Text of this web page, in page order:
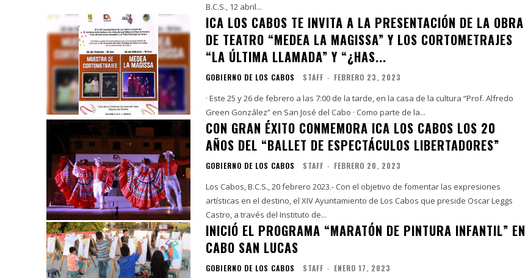
B.C.S., 12 abril...
ICA LOS CABOS TE INVITA A LA PRESENTACIÓN DE LA OBRA
DE TEATRO “MEDEA LA MAGISSA” Y LOS CORTOMETRAJES
“LA ÚLTIMA LLAMADA” Y “¿HAS...
GOBIERNO DE LOS CABOS STAFF - FEBRERO 23, 2023
· Este 25 y 26 de febrero a las 7:00 de la tarde, en la casa de la cultura “Prof. Alfredo
Green González” en San José del Cabo · Como parte de la...
CON GRAN ÉXITO CONMEMORA ICA LOS CABOS LOS 20
AÑOS DEL “BALLET DE ESPECTÁCULOS LIBERTADORES”
GOBIERNO DE LOS CABOS STAFF - FEBRERO 20, 2023
Los Cabos, B.C.S., 20 febrero 2023.- Con el objetivo de fomentar las expresiones
artísticas en el destino, el XIV Ayuntamiento de Los Cabos que preside Oscar Leggs
Castro, a través del Instituto de...
INICIÓ EL PROGRAMA “MARATÓN DE PINTURA INFANTIL” EN
CABO SAN LUCAS
GOBIERNO DE LOS CABOS STAFF - ENERO 17, 2023